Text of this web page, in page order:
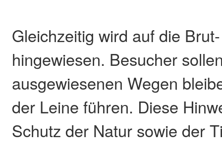
Gleichzeitig wird auf die
hingewiesen. Besucher
ausgewiesenen Wegen
der Leine führen. Diese
Schutz der Natur sowie der